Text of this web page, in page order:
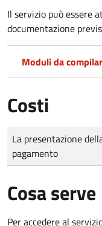
Il servizio può essere
documentazione
Moduli da
Costi
Tipo di pagamento
Importo
La presentazione
pagamento
Cosa serve
Per accedere al